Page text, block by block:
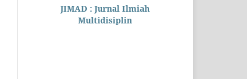
JIMAD : Jurnal Ilmiah
Multidisiplin